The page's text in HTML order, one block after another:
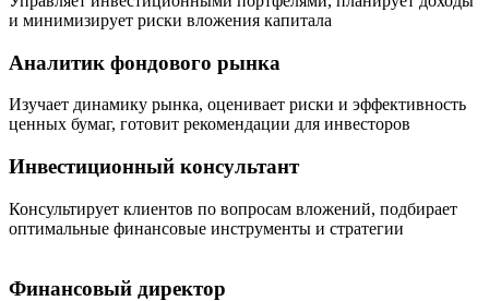
и минимизирует риски вложения капитала
Аналитик фондового рынка
Изучает динамику рынка, оценивает риски и эффективность
ценных бумаг, готовит рекомендации для инвесторов
Инвестиционный консультант
Консультирует клиентов по вопросам вложений, подбирает
оптимальные финансовые инструменты и стратегии
Финансовый директор